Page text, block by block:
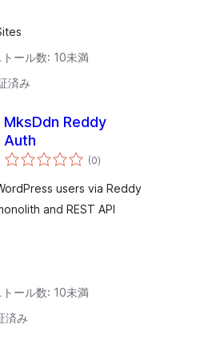
ール数: 10未満
済み
MksDdn Reddy
Auth
(0個
の
価
)
users via Reddy
and REST API
ール数: 10未満
済み